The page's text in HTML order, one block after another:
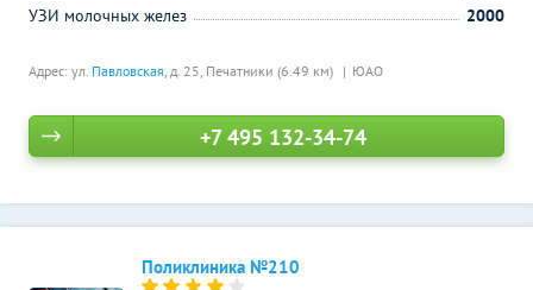
Адрес: ул. Павловская, д. 25, Печатники (6.49 км) ЮАО
УЗИ молочных желез
2000
+7 495 132-34-74
Поликлиника №210